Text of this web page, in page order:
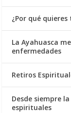
¿Por qué
La Ayahuasca
enfermedades
Retiros
Desde siempre
espirituales